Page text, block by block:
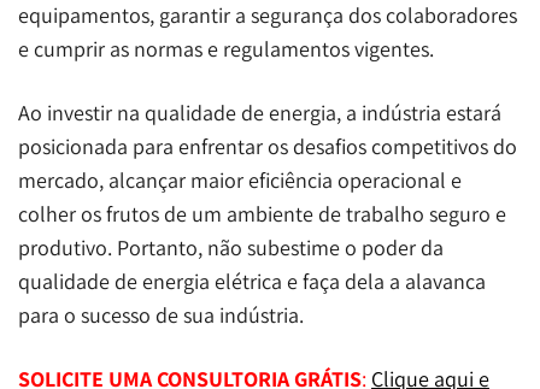
equipamentos, garantir a segurança dos colaboradores
e cumprir as normas e regulamentos vigentes.
Ao investir na qualidade de energia, a indústria estará
posicionada para enfrentar os desafios competitivos do
mercado, alcançar maior eficiência operacional e
colher os frutos de um ambiente de trabalho seguro e
produtivo. Portanto, não subestime o poder da
qualidade de energia elétrica e faça dela a alavanca
para o sucesso de sua indústria.
SOLICITE UMA CONSULTORIA GRÁTIS: Clique aqui e